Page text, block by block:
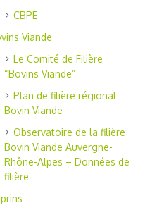
CBPE
Viande
Le Comité de Filière
“Bovins Viande”
Plan de filière régional
Bovin Viande
Observatoire de la filière
Bovin Viande Auvergne-
Rhône-Alpes – Données de
filière